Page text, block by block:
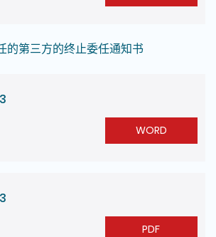
的第三方的终止委任通知书
WORD
PDF